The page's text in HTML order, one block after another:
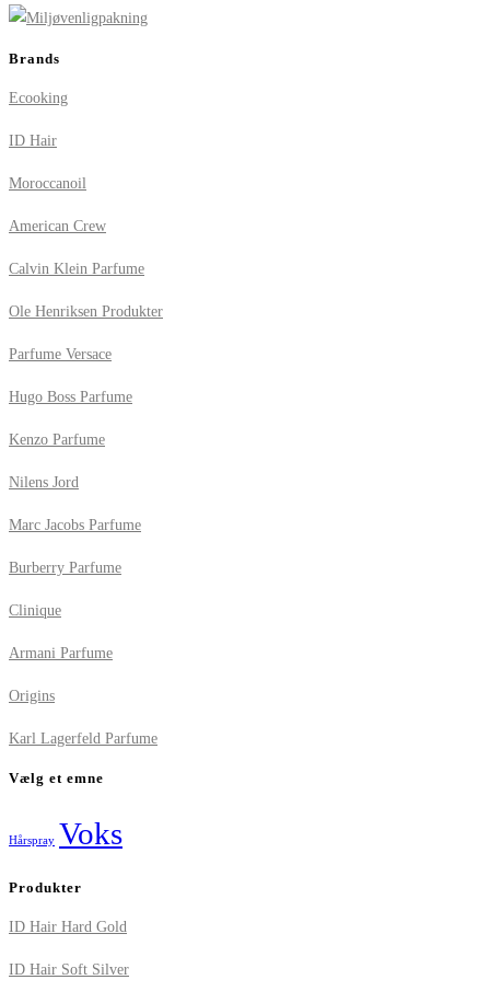
Brands
Ecooking
ID Hair
Moroccanoil
American Crew
Calvin Klein Parfume
Ole Henriksen Produkter
Parfume Versace
Hugo Boss Parfume
Kenzo Parfume
Nilens Jord
Marc Jacobs Parfume
Burberry Parfume
Clinique
Armani Parfume
Origins
Karl Lagerfeld Parfume
Vælg et emne
Hårspray Voks
Produkter
ID Hair Hard Gold
ID Hair Soft Silver